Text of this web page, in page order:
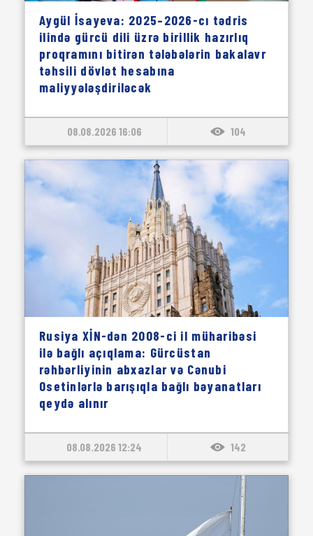
Aygül İsayeva: 2025–2026-cı tədris
ilində gürcü dili üzrə birillik hazırlıq
proqramını bitirən tələbələrin bakalavr
təhsili dövlət hesabına
maliyyələşdiriləcək
08.08.2026 16:06 104
Rusiya XİN-dən 2008-ci il müharibəsi
ilə bağlı açıqlama: Gürcüstan
rəhbərliyinin abxazlar və Cənubi
Osetinlərlə barışıqla bağlı bəyanatları
qeydə alınır
08.08.2026 12:24 142